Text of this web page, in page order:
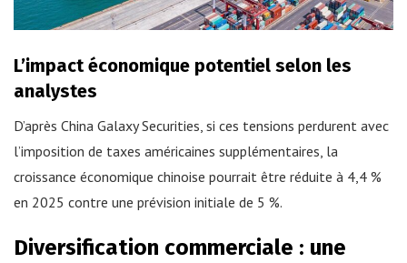
L’impact économique potentiel selon les
analystes
D’après China Galaxy Securities, si ces tensions perdurent avec
l’imposition de taxes américaines supplémentaires, la
croissance économique chinoise pourrait être réduite à 4,4 %
en 2025 contre une prévision initiale de 5 %.
Diversification commerciale : une